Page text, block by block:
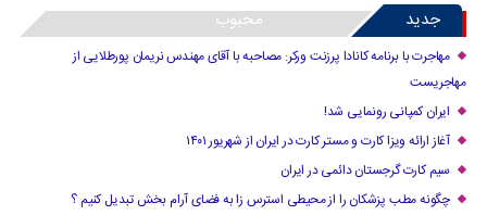
جدید محبوب
مهاجرت با برنامه کانادا پرزنت ورکر: مصاحبه با آقای مهندس نریمان پورطلایی از
مهاجریست
ایران کمپانی رونمایی شد!
آغاز ارائه ویزا کارت و مستر کارت در ایران از شهریور ۱۴۰۱
سیم کارت گرجستان دائمی در ایران
چگونه مطب پزشکان را از محیطی استرس زا به فضای آرام بخش تبدیل کنیم ؟